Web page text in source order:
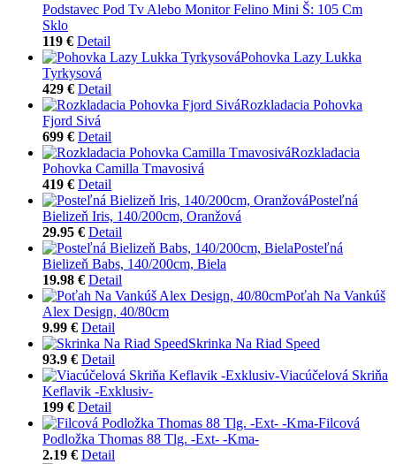
Podstavec Pod Tv Alebo Monitor Felino Mini Š: 105 Cm
Sklo
119 € Detail
Pohovka Lazy Lukka
Tyrkysová
429 € Detail
Rozkladacia Pohovka
Fjord Sivá
699 € Detail
Rozkladacia
Pohovka Camilla Tmavosivá
419 € Detail
Posteľná
Bielizeň Iris, 140/200cm, Oranžová
29.95 € Detail
Posteľná
Bielizeň Babs, 140/200cm, Biela
19.98 € Detail
Poťah Na Vankúš
Alex Design, 40/80cm
9.99 € Detail
Skrinka Na Riad Speed
93.9 € Detail
Viacúčelová Skriňa
Keflavik -Exklusiv-
199 € Detail
Filcová
Podložka Thomas 88 Tlg. -Ext- -Kma-
2.19 € Detail